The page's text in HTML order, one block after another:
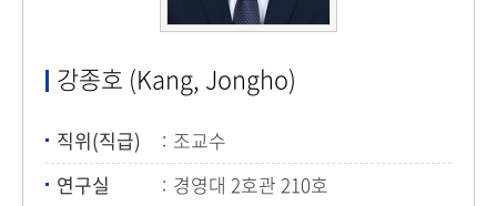
강종호 (Kang, Jongho)
직위(직급)
조교수
연구실
경영대 2호관 210호